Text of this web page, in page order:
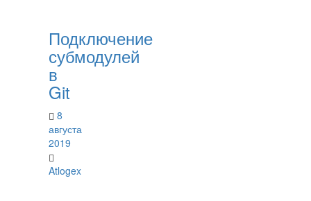
Подключение
субмодулей
в
Git
8
августа
2019
Atlogex